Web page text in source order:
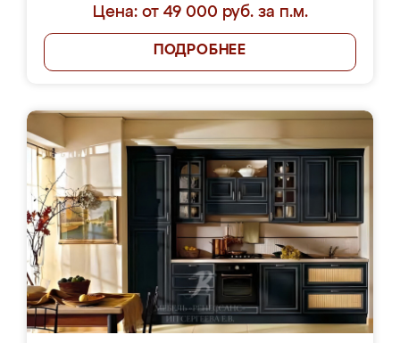
Цена: от 49 000 руб. за п.м.
ПОДРОБНЕЕ